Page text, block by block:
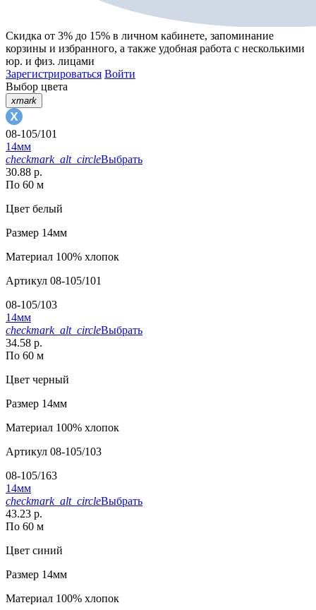
Скидка от 3% до 15% в личном кабинете, запоминание
корзины и избранного, а также удобная работа с несколькими
юр. и физ. лицами
Зарегистрироваться Войти
Выбор цвета
xmark
08-105/101
14мм
checkmark_alt_circleВыбрать
30.88 р.
По 60 м
Цвет белый
Размер 14мм
Материал 100% хлопок
Артикул 08-105/101
08-105/103
14мм
checkmark_alt_circleВыбрать
34.58 р.
По 60 м
Цвет черный
Размер 14мм
Материал 100% хлопок
Артикул 08-105/103
08-105/163
14мм
checkmark_alt_circleВыбрать
43.23 р.
По 60 м
Цвет синий
Размер 14мм
Материал 100% хлопок